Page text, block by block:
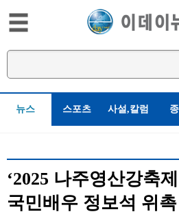
뉴스 스포츠 사설,칼럼
‘2025 나주영산강축
국민배우 정보석 위촉